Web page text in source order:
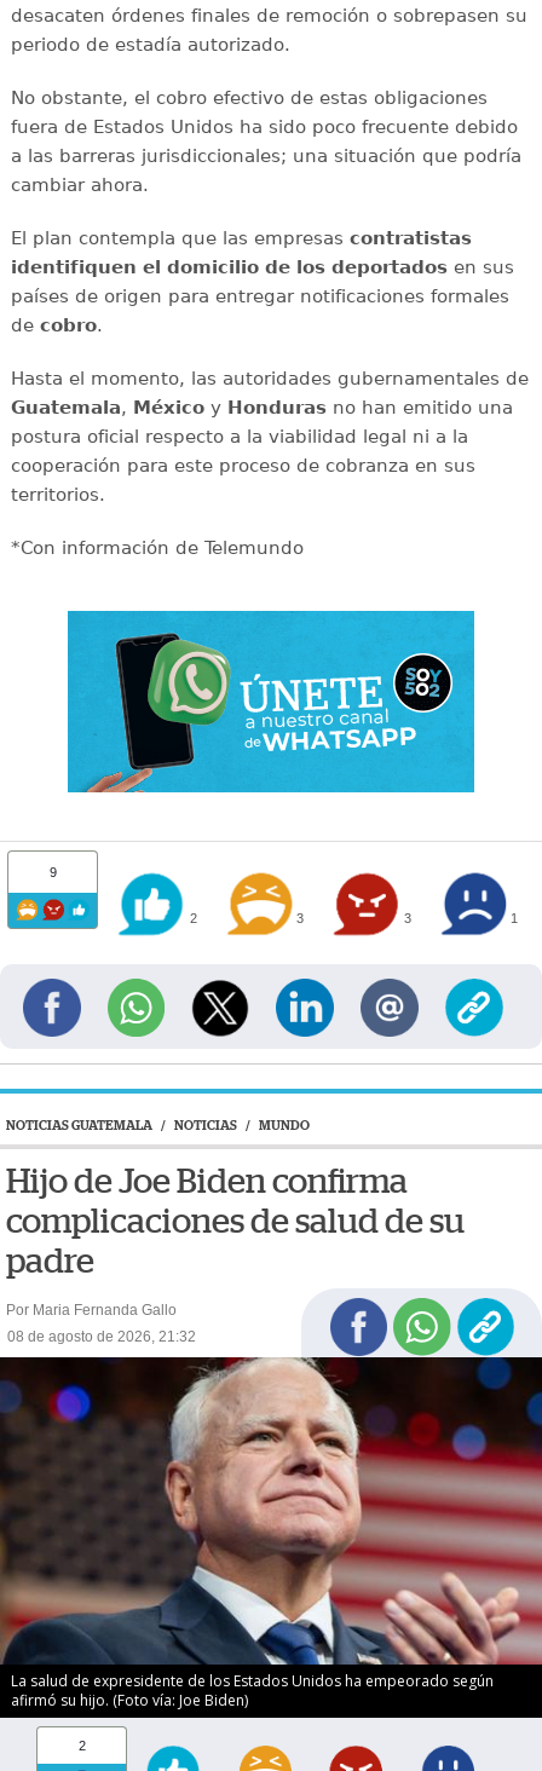
desacaten órdenes finales de remoción o sobrepasen su
periodo de estadía autorizado.
No obstante, el cobro efectivo de estas obligaciones
fuera de Estados Unidos ha sido poco frecuente debido
a las barreras jurisdiccionales; una situación que podría
cambiar ahora.
El plan contempla que las empresas contratistas
identifiquen el domicilio de los deportadosen sus
países de origen para entregar notificaciones formales
de cobro.
Hasta el momento, las autoridades gubernamentales de
Guatemala, Méxicoy Hondurasno han emitido una
postura oficial respecto a la viabilidad legal ni a la
cooperación para este proceso de cobranza en sus
territorios.
*Con información de Telemundo
9
2 3 3 1
NOTICIAS GUATEMALA / NOTICIAS / MUNDO
Hijo de Joe Biden confirma
complicaciones de salud de su
padre
Por Maria Fernanda Gallo
08 de agosto de 2026, 21:32
La salud de expresidente de los Estados Unidos ha empeorado según
afirmó su hijo. (Foto vía: Joe Biden)
2